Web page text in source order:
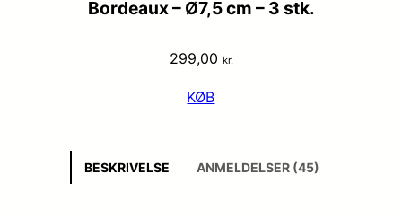
Bordeaux – Ø7,5 cm – 3 stk.
299,00 kr.
KØB
BESKRIVELSE ANMELDELSER (45)